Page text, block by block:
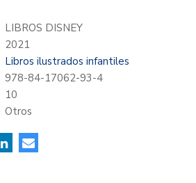
LIBROS DISNEY
2021
Libros ilustrados infantiles
978-84-17062-93-4
10
Otros